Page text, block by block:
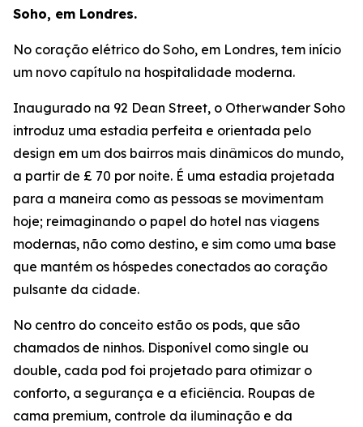
Soho, em Londres.
No coração elétrico do Soho, em Londres, tem início
um novo capítulo na hospitalidade moderna.
Inaugurado na 92 Dean Street, o Otherwander Soho
introduz uma estadia perfeita e orientada pelo
design em um dos bairros mais dinâmicos do mundo,
a partir de £ 70 por noite. É uma estadia projetada
para a maneira como as pessoas se movimentam
hoje; reimaginando o papel do hotel nas viagens
modernas, não como destino, e sim como uma base
que mantém os hóspedes conectados ao coração
pulsante da cidade.
No centro do conceito estão os pods, que são
chamados de ninhos. Disponível como single ou
double, cada pod foi projetado para otimizar o
conforto, a segurança e a eficiência. Roupas de
cama premium, controle da iluminação e da